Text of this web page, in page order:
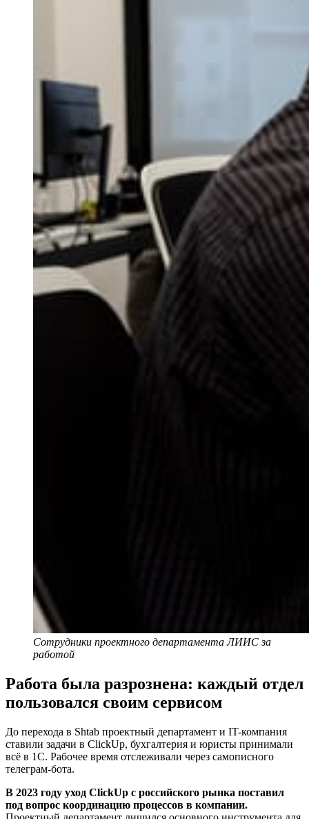
Сотрудники проектного департамента ЛИИС за
работой
Работа была разрознена: каждый отдел
пользовался своим сервисом
До перехода в Shtab проектный департамент и IT-компания
ставили задачи в ClickUp, бухгалтерия и юристы принимали
всё в 1С. Рабочее время отслеживали через самописного
телеграм-бота.
В 2023 году уход ClickUp с российского рынка поставил
под вопрос координацию процессов в компании.